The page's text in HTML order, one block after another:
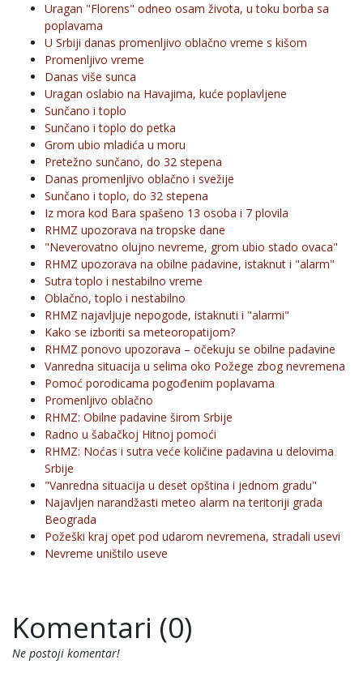
Uragan "Florens" odneo osam života, u toku borba sa
poplavama
U Srbiji danas promenljivo oblačno vreme s kišom
Promenljivo vreme
Danas više sunca
Uragan oslabio na Havajima, kuće poplavljene
Sunčano i toplo
Sunčano i toplo do petka
Grom ubio mladića u moru
Pretežno sunčano, do 32 stepena
Danas promenljivo oblačno i svežije
Sunčano i toplo, do 32 stepena
Iz mora kod Bara spašeno 13 osoba i 7 plovila
RHMZ upozorava na tropske dane
"Neverovatno olujno nevreme, grom ubio stado ovaca"
RHMZ upozorava na obilne padavine, istaknut i "alarm"
Sutra toplo i nestabilno vreme
Oblačno, toplo i nestabilno
RHMZ najavljuje nepogode, istaknuti i "alarmi"
Kako se izboriti sa meteoropatijom?
RHMZ ponovo upozorava – očekuju se obilne padavine
Vanredna situacija u selima oko Požege zbog nevremena
Pomoć porodicama pogođenim poplavama
Promenljivo oblačno
RHMZ: Obilne padavine širom Srbije
Radno u šabačkoj Hitnoj pomoći
RHMZ: Noćas i sutra veće količine padavina u delovima
Srbije
"Vanredna situacija u deset opština i jednom gradu"
Najavljen narandžasti meteo alarm na teritoriji grada
Beograda
Požeški kraj opet pod udarom nevremena, stradali usevi
Nevreme uništilo useve
Komentari (0)
Ne postoji komentar!